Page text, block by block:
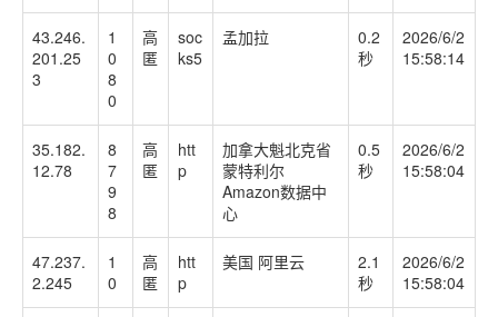
43.246.
201.25
3
1
0
8
0
高
匿
soc
ks5
孟加拉
0.2
秒
2026/6/2
15:58:14
35.182.
12.78
8
7
9
8
高
匿
htt
p
加拿大魁北克省
蒙特利尔
Amazon数据中
心
0.5
秒
2026/6/2
15:58:04
47.237.
2.245
1
0
高
匿
htt
p
美国 阿里云
2.1
秒
2026/6/2
15:58:04